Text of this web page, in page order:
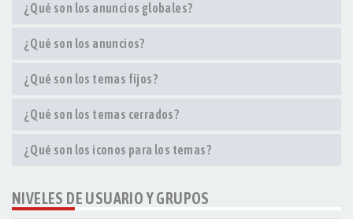
¿Qué son los anuncios globales?
¿Qué son los anuncios?
¿Qué son los temas fijos?
¿Qué son los temas cerrados?
¿Qué son los iconos para los temas?
NIVELES DE USUARIO Y GRUPOS